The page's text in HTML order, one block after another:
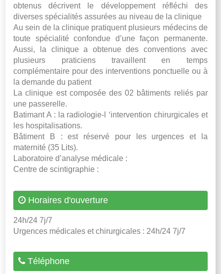
obtenus décrivent le développement réfléchi des
diverses spécialités assurées au niveau de la clinique
Au sein de la clinique pratiquent plusieurs médecins de
toute spécialité confondue d’une façon permanente.
Aussi, la clinique a obtenue des conventions avec
plusieurs praticiens travaillent en temps
complémentaire pour des interventions ponctuelle ou à
la demande du patient
La clinique est composée des 02 bâtiments reliés par
une passerelle.
Batimant A : la radiologie-l ‘intervention chirurgicales et
les hospitalisations.
Bâtiment B : est réservé pour les urgences et la
maternité (35 Lits).
Laboratoire d’analyse médicale :
Centre de scintigraphie :
Horaires d'ouverture
24h/24 7j/7
Urgences médicales et chirurgicales : 24h/24 7j/7
Téléphone